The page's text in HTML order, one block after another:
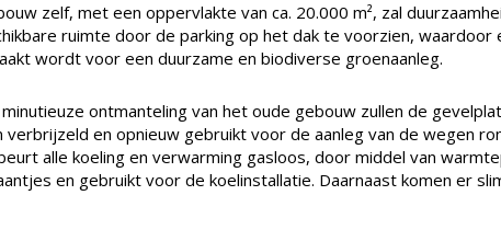
zelf, met een oppervlakte van ca. 20.000 m², zal
ruimte door de parking op het dak te voorzien,
wordt voor een duurzame en biodiverse groenaanleg.
minutieuze ontmanteling van het oude gebouw zullen de
en opnieuw gebruikt voor de aanleg van de wegen
alle koeling en verwarming gasloos, door middel van
en gebruikt voor de koelinstallatie. Daarnaast komen er